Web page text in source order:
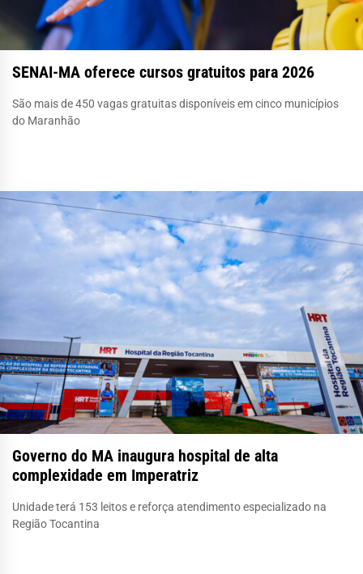
SENAI-MA oferece cursos gratuitos para 2026
São mais de 450 vagas gratuitas disponíveis em cinco municípios
do Maranhão
Governo do MA inaugura hospital de alta
complexidade em Imperatriz
Unidade terá 153 leitos e reforça atendimento especializado na
Região Tocantina